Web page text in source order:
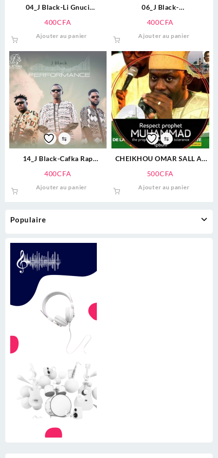
Populaire
04_J Black-Li Gnuci
400CFA
Ajouter au panier
06_J Black-
400CFA
Ajouter au panier
⇆
14_J Black-Cafka Rap
400CFA
Ajouter au panier
⇆
CHEIKHOU OMAR SALL AL
500CFA
Ajouter au panier